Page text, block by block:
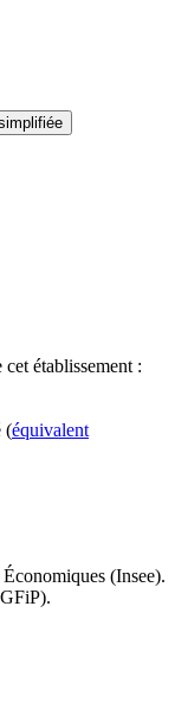
établissement :
(équivalent
(Insee).
.